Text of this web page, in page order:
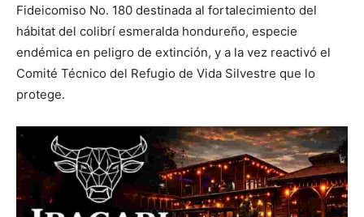
Fideicomiso No. 180 destinada al fortalecimiento del
hábitat del colibrí esmeralda hondureño, especie
endémica en peligro de extinción, y a la vez reactivó el
Comité Técnico del Refugio de Vida Silvestre que lo
protege.